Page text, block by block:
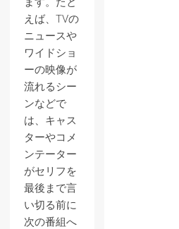
えば、TVの
ニュースや
ワイドショ
ーの映像が
流れるシー
ンなどで
は、キャス
ターやコメ
ンテーター
がセリフを
最後まで言
い切る前に
次の番組へ